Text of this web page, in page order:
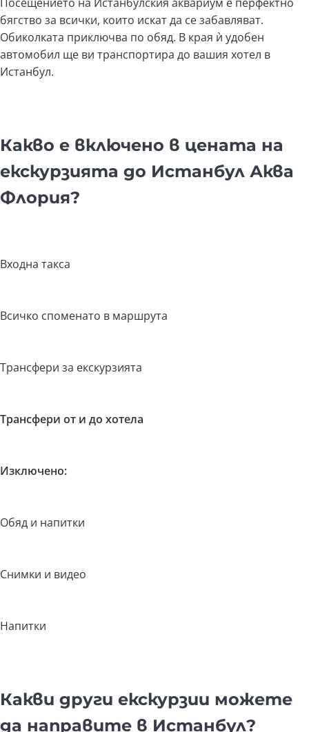
бягство за всички, които искат да се забавляват.
Обиколката приключва по обяд. В края ѝ удобен
автомобил ще ви транспортира до вашия хотел в
Истанбул.
Какво е включено в цената на
екскурзията до Истанбул Аква
Флория?
Входна такса
Всичко споменато в маршрута
Трансфери за екскурзията
Трансфери от и до хотела
Изключено:
Обяд и напитки
Снимки и видео
Напитки
Какви други екскурзии можете
да направите в Истанбул?